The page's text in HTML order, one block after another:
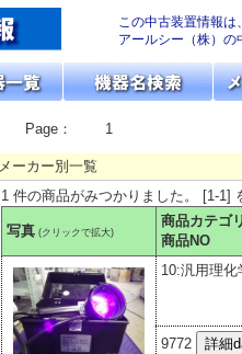
この中古装置情報は
アールシー（株）
Page： 1
メーカー別一覧
1 件の商品がみつかりました。 [1-1]
写真 (クリックで拡大)
商品カテゴ
商品NO
10:汎用理化
9772